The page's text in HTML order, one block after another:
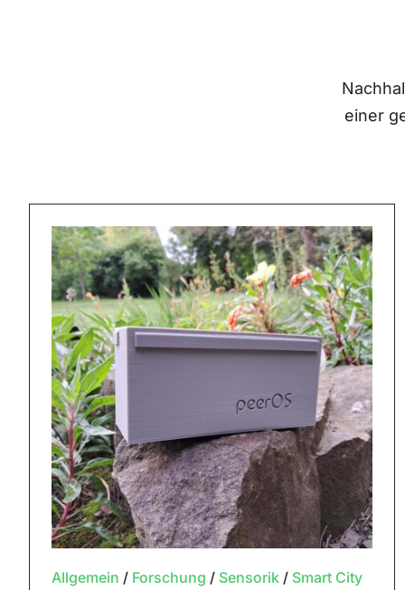
einer
Allgemein / Forschung / Sensorik/ Smart City